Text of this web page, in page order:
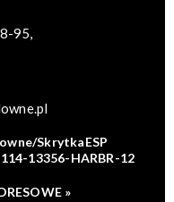
95,
SkrytkaESP
13356-HARBR-12
»